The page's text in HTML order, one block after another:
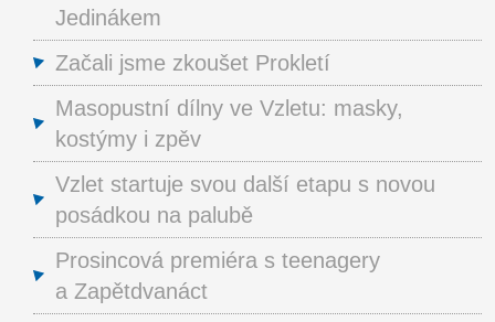
Jedinákem
Začali jsme zkoušet Prokletí
Masopustní dílny ve Vzletu: masky,
kostýmy i zpěv
Vzlet startuje svou další etapu s novou
posádkou na palubě
Prosincová premiéra s teenagery
a Zapětdvanáct